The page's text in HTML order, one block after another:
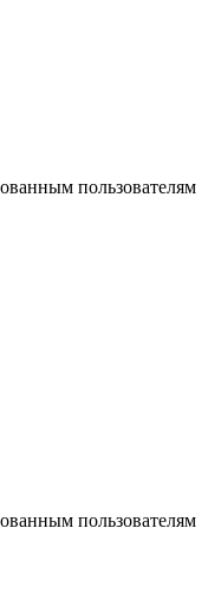
пользователям
пользователям